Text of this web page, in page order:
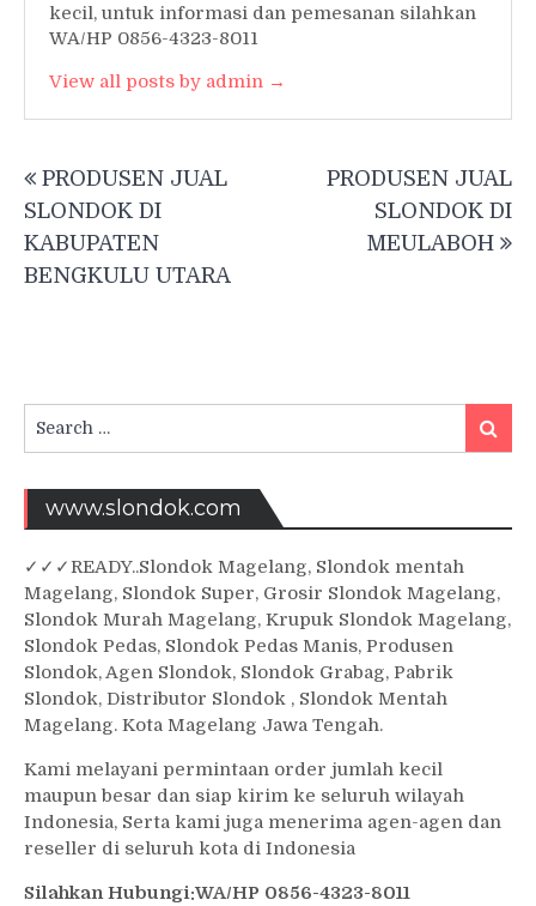
kecil, untuk informasi dan pemesanan silahkan
WA/HP 0856-4323-8011
View all posts by admin →
navigation
PRODUSEN JUAL
SLONDOK DI
KABUPATEN
BENGKULU UTARA
PRODUSEN JUAL
SLONDOK DI
MEULABOH
Search
for:
Search
www.slondok.com
✓ ✓✓READY..Slondok Magelang, Slondok mentah
Magelang, Slondok Super, Grosir Slondok Magelang,
Slondok Murah Magelang, Krupuk Slondok Magelang,
Slondok Pedas, Slondok Pedas Manis, Produsen
Slondok, Agen Slondok, Slondok Grabag, Pabrik
Slondok, Distributor Slondok , Slondok Mentah
Magelang. Kota Magelang Jawa Tengah.
Kami melayani permintaan order jumlah kecil
maupun besar dan siap kirim ke seluruh wilayah
Indonesia, Serta kami juga menerima agen-agen dan
reseller di seluruh kota di Indonesia
Silahkan Hubungi:WA/HP 0856-4323-8011